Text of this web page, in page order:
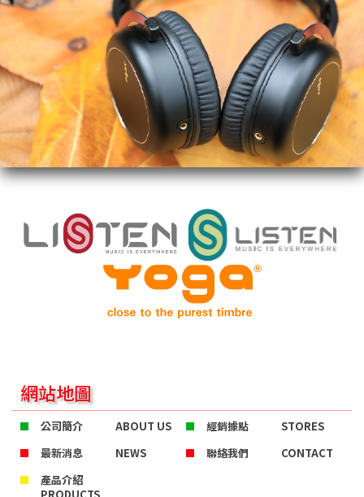
網站地圖
公司簡介 ABOUT US 經銷據點
STORES
最新消息
NEWS 聯絡我們
CONTACT
產品介紹